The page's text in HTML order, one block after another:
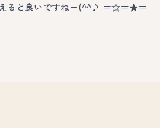
えると良いですねー(^^♪ ＝☆＝★＝